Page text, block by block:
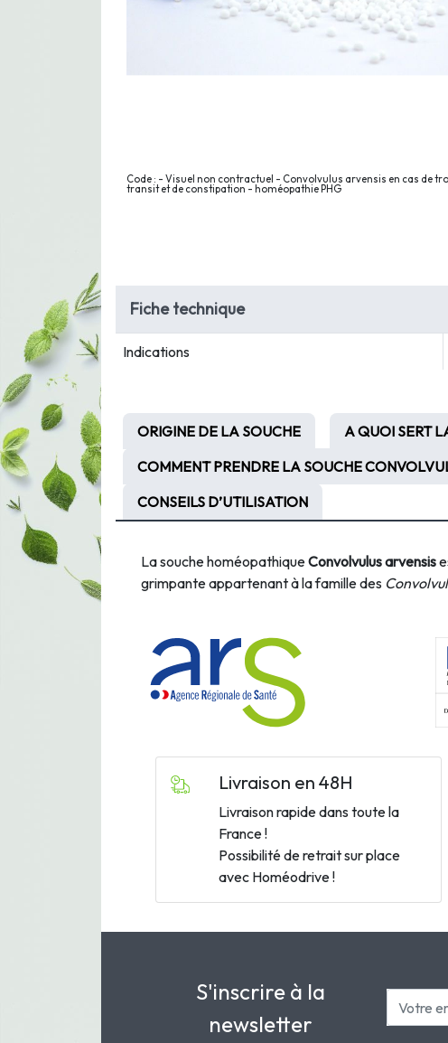
Code : - Visuel non contractuel - Convolvulus arvensis en cas de
transit et de constipation - homéopathie PHG
Fiche technique
Indications
ORIGINE DE LA SOUCHE
A QUOI SERT
COMMENT PRENDRE LA SOUCHE
CONSEILS D’UTILISATION
La souche homéopathiqueConvolvulus arvensis
grimpante appartenant à la famille des
Livraison en 48H
Livraison rapide dans toute la
France !
Possibilité de retrait sur place
avec Homéodrive !
S'inscrire à la
newsletter